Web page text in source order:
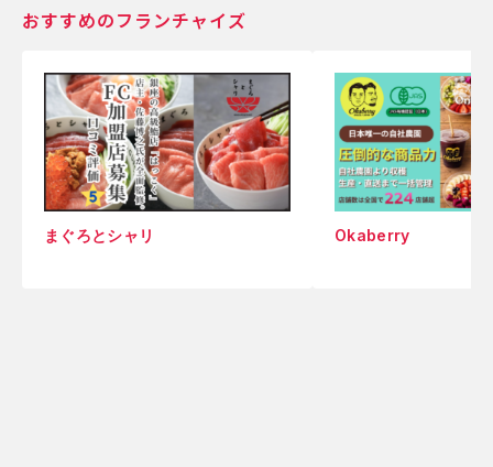
おすすめのフランチャイズ
まぐろとシャリ Okaberry